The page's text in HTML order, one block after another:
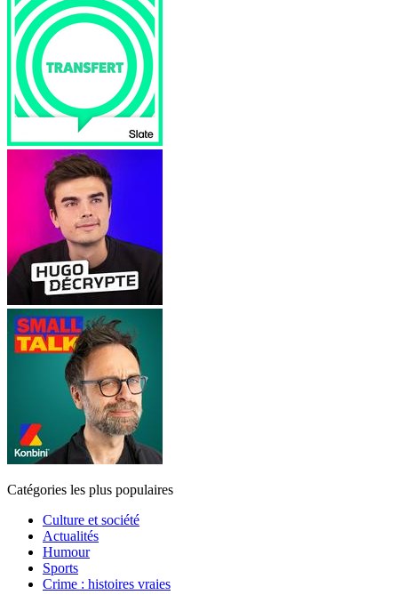
Catégories les plus populaires
Culture et société
Actualités
Humour
Sports
Crime : histoires vraies